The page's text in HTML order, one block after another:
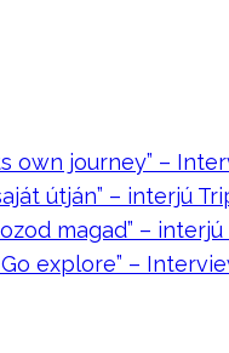
own journey” –
útján” – interjú
magad” – interjú
explore” –